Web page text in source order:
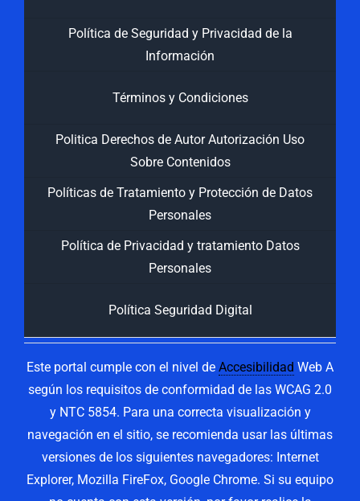
Política de Seguridad y Privacidad de la
Información
Términos y Condiciones
Politica Derechos de Autor Autorización Uso
Sobre Contenidos
Políticas de Tratamiento y Protección de Datos
Personales
Política de Privacidad y tratamiento Datos
Personales
Política Seguridad Digital
Este portal cumple con el nivel de Accesibilidad Web A
según los requisitos de conformidad de las WCAG 2.0
y NTC 5854. Para una correcta visualización y
navegación en el sitio, se recomienda usar las últimas
versiones de los siguientes navegadores: Internet
Explorer, Mozilla FireFox, Google Chrome. Si su equipo